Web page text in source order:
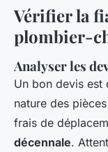
Vérifier la
plombier-
Analyser les
Un bon devis est
nature des
frais de
décennale.